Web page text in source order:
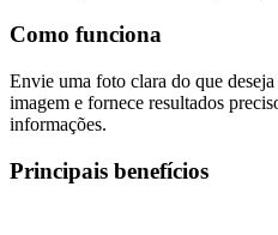
Como funciona
Envie uma foto clara do que
imagem e fornece resultados
informações.
Principais benefícios